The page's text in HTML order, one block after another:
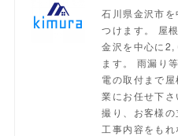
石川県金沢市
つけます。 屋
金沢を中心に2,
ます。 雨漏り
電の取付まで
業にお任せ下
撮り、お客様
工事内容をもれ